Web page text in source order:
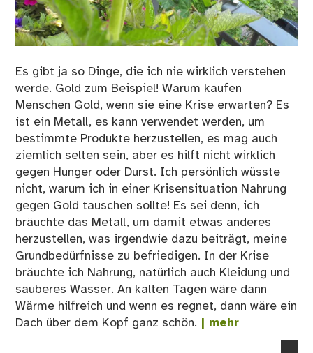
Es gibt ja so Dinge, die ich nie wirklich verstehen
werde. Gold zum Beispiel! Warum kaufen
Menschen Gold, wenn sie eine Krise erwarten? Es
ist ein Metall, es kann verwendet werden, um
bestimmte Produkte herzustellen, es mag auch
ziemlich selten sein, aber es hilft nicht wirklich
gegen Hunger oder Durst. Ich persönlich wüsste
nicht, warum ich in einer Krisensituation Nahrung
gegen Gold tauschen sollte! Es sei denn, ich
bräuchte das Metall, um damit etwas anderes
herzustellen, was irgendwie dazu beiträgt, meine
Grundbedürfnisse zu befriedigen. In der Krise
bräuchte ich Nahrung, natürlich auch Kleidung und
sauberes Wasser. An kalten Tagen wäre dann
Wärme hilfreich und wenn es regnet, dann wäre ein
Dach über dem Kopf ganz schön. | mehr